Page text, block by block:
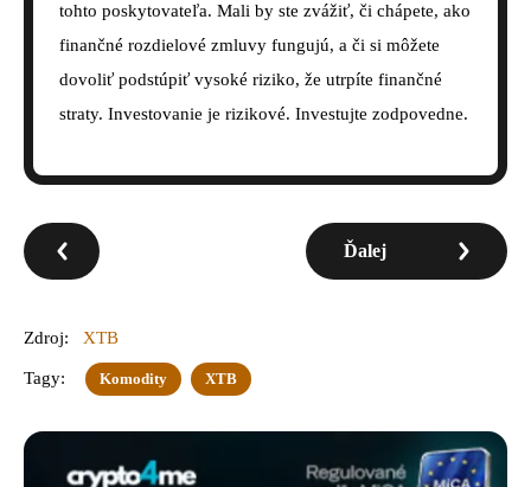
tohto poskytovateľa. Mali by ste zvážiť, či chápete, ako
finančné rozdielové zmluvy fungujú, a či si môžete
dovoliť podstúpiť vysoké riziko, že utrpíte finančné
straty. Investovanie je rizikové. Investujte zodpovedne.
Ďalej
Zdroj: XTB
Tagy: Komodity XTB